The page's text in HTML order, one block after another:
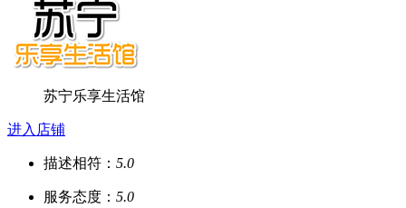
苏宁乐享生活馆
进入店铺
描述相符： 5.0
服务态度： 5.0